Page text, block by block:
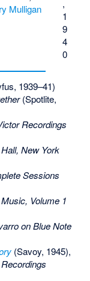
,
1
9
4
0
Mulligan
1939–41)
(Spotlite,
Recordings
New York
Sessions
, Volume 1
on Blue Note
(Savoy, 1945),